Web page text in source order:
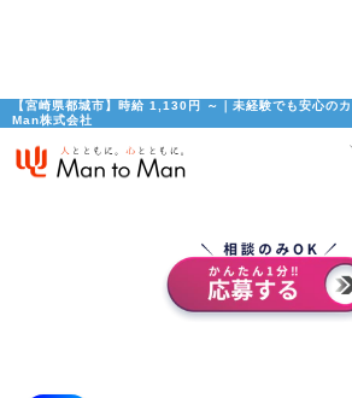
【宮崎県都城市】時給 1,130円 ～｜未経験でも安心の
Man株式会社